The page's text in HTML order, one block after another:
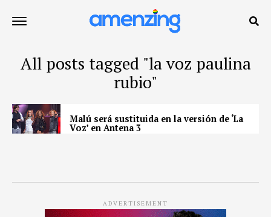
All posts tagged "la voz paulina
rubio"
Malú será sustituida en la versión de ‘La
Voz’ en Antena 3
ADVERTISEMENT